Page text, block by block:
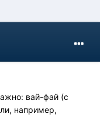
вай-фай (с
например,